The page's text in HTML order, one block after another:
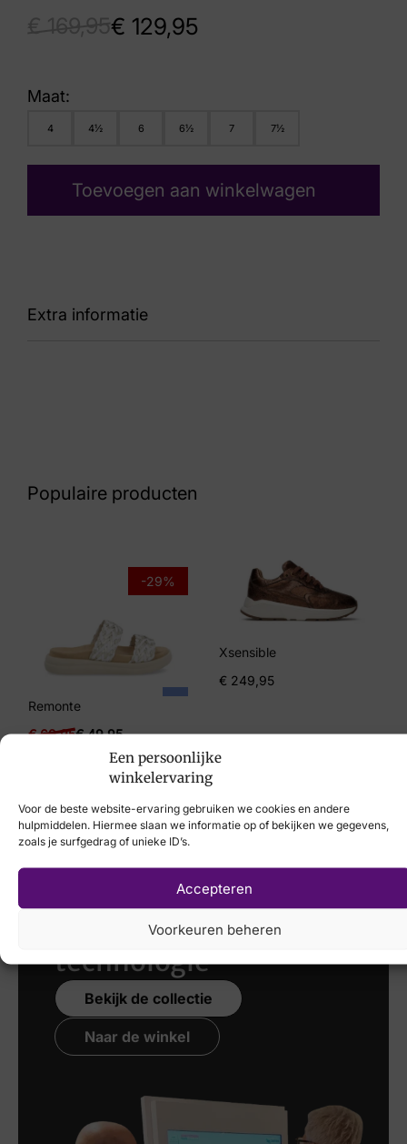
Een persoonlijke
winkelervaring
Voor de beste website-ervaring gebruiken we cookies en andere
hulpmiddelen. Hiermee slaan we informatie op of bekijken we gegevens,
zoals je surfgedrag of unieke ID’s.
Accepteren
Voorkeuren beheren
€ 129,95
Maat:
4 4½ 6 6½ 7 7½
Toevoegen aan winkelwagen
Extra informatie
Artikelnummer
2975-00
Populaire producten
-29%
Remonte
€69,95€49,95
Xsensible
€ 249,95
Laat uw voeten
met de
nieuwste 3D
technologie
Bekijk de collectie
Naar de winkel